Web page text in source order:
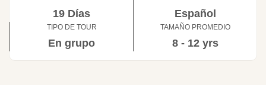
19 Días Español
TIPO DE TOUR
En grupo
TAMAÑO PROMEDIO
8 - 12 yrs